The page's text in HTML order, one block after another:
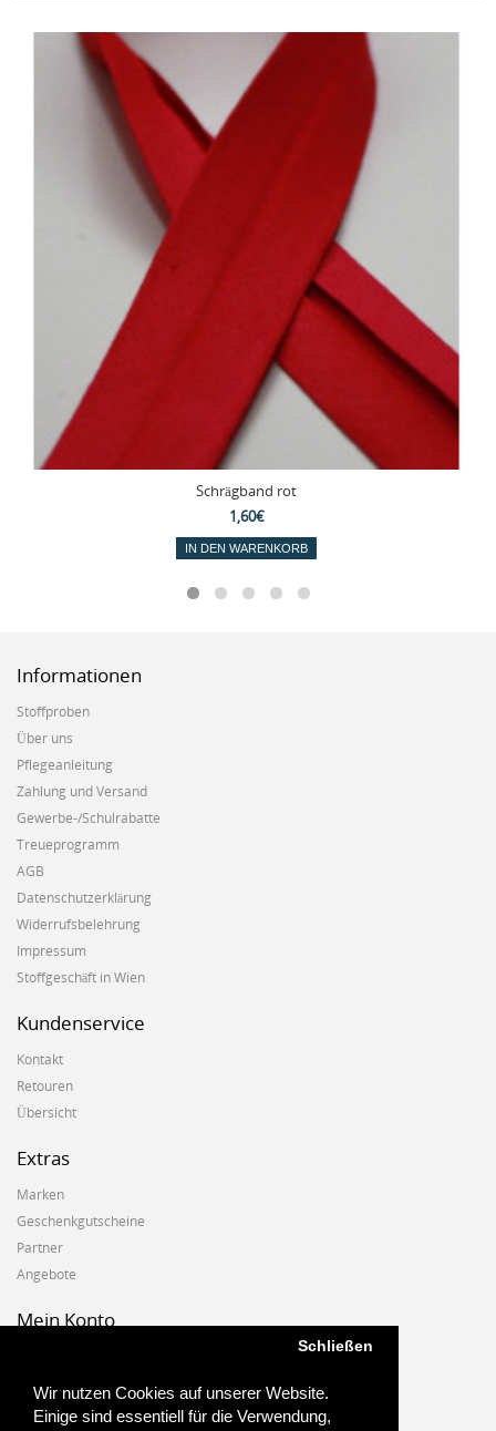
Wir nutzen Cookies auf unserer Website.
Einige sind essentiell für die Verwendung,
Schließen
Schrägband rot
1,60€
IN DEN WARENKORB
Informationen
Stoffproben
Über uns
Pflegeanleitung
Zahlung und Versand
Gewerbe-/Schulrabatte
Treueprogramm
AGB
Datenschutzerklärung
Widerrufsbelehrung
Impressum
Stoffgeschäft in Wien
Kundenservice
Kontakt
Retouren
Übersicht
Extras
Marken
Geschenkgutscheine
Partner
Angebote
Mein Konto
Auftragshistorie
Wunschzettel